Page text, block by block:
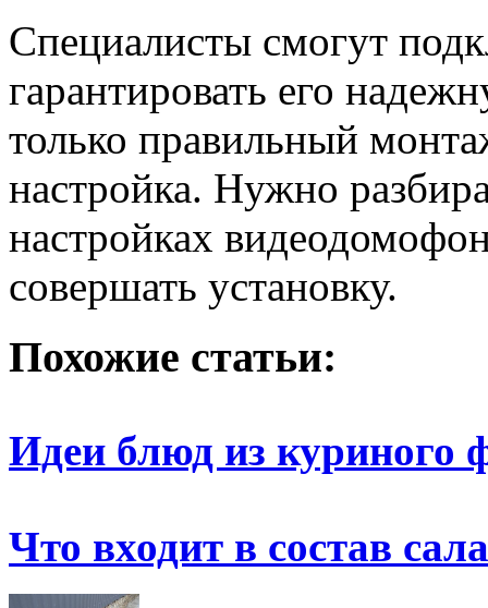
Специалисты смогут
гарантировать его
только правильный
настройка. Нужно
настройках
совершать установку.
Похожие статьи:
Идеи блюд из куриного
Что входит в состав